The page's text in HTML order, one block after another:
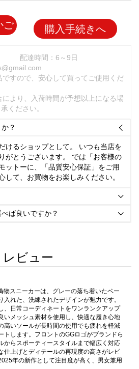
ご 購入手続きへ
配達時間：6～9日
すので、安心して買ってご使用くだ
より、入荷時間が予想以上になる場
ください。
？ 
けるショップとして。 いつも当店を
がとうございます。 では「お客様の
ットーに、「品質安心保証」をご用
して、お買物をお楽しみください。

ば良いですか？ 
レビュー
物スニーカーは、グレーの落ち着いたベー
れた、洗練されたデザインが魅力です。
、日常コーディネートをワンランクアップ
いメッシュ素材を使用し、快適な履き心地
高いソールが長時間の使用でも疲れを軽減
トします。フロントのGGロゴがブランドら
からスポーティースタイルまで幅広く対応
仕上げとディテールの再現度の高さがレビ
年の新作として注目度が高く、男女兼用